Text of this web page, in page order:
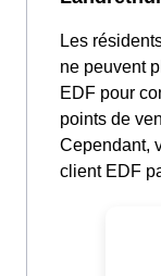
Les
ne peuvent
EDF pour
points de
Cependant,
client EDF